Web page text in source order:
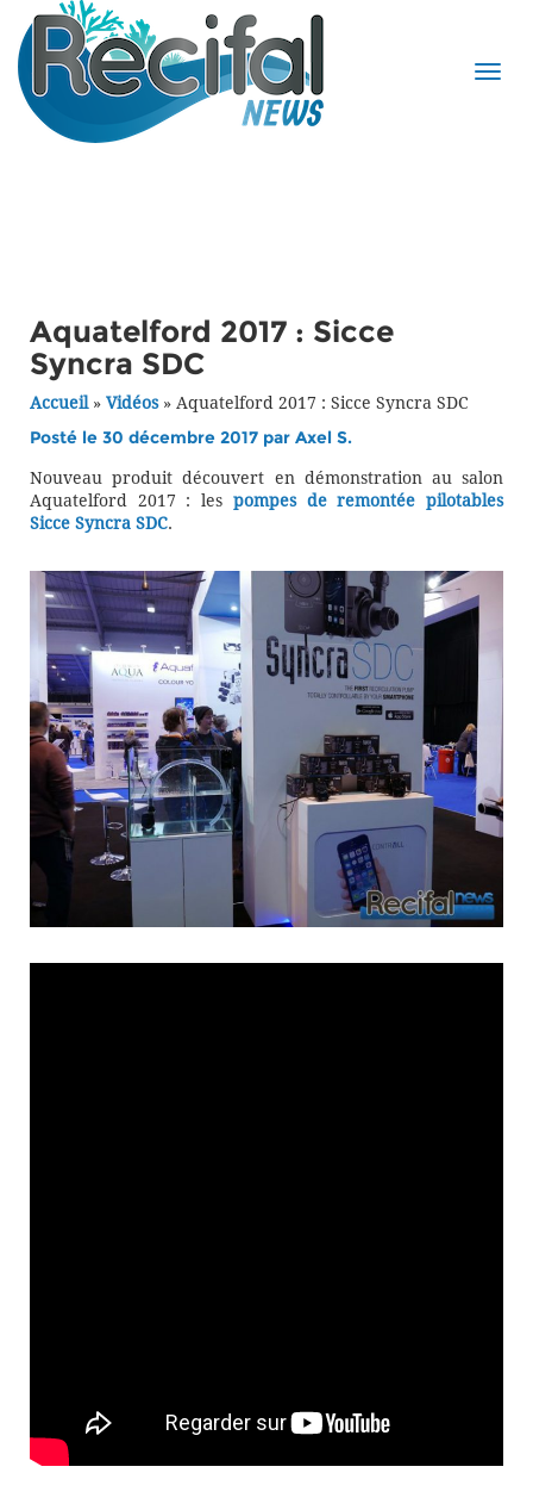
Aquatelford 2017 : Sicce
Syncra SDC
Accueil» Vidéos» Aquatelford 2017 : Sicce Syncra SDC
Posté le 30 décembre 2017 par Axel S.
Nouveau produit découvert en démonstration au salon
Aquatelford 2017 : les pompes de remontée pilotables
Sicce Syncra SDC.